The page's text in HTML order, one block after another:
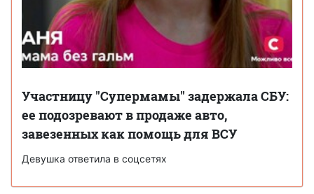
Участницу "Супермамы" задержала СБУ:
ее подозревают в продаже авто,
завезенных как помощь для ВСУ
Девушка ответила в соцсетях